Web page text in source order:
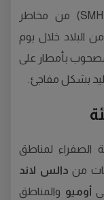
حذرت هيئة الأرصاد الجوية السويدية (SMHI) من مخاطر
البلاد خلال يوم
بأمطار على
بشكل مفاجئ.
الصفراء لمناطق
من دالس لاند
أوميو والمناطق